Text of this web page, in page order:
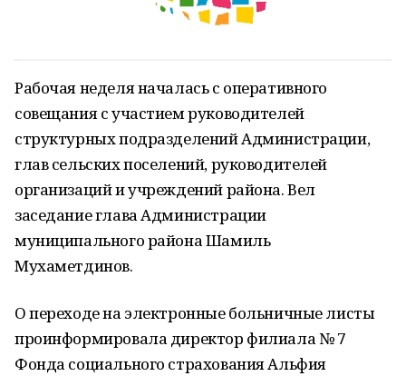
Рабочая неделя началась с оперативного
совещания с участием руководителей
структурных подразделений Администрации,
глав сельских поселений, руководителей
организаций и учреждений района. Вел
заседание глава Администрации
муниципального района Шамиль
Мухаметдинов.
О переходе на электронные больничные листы
проинформировала директор филиала № 7
Фонда социального страхования Альфия